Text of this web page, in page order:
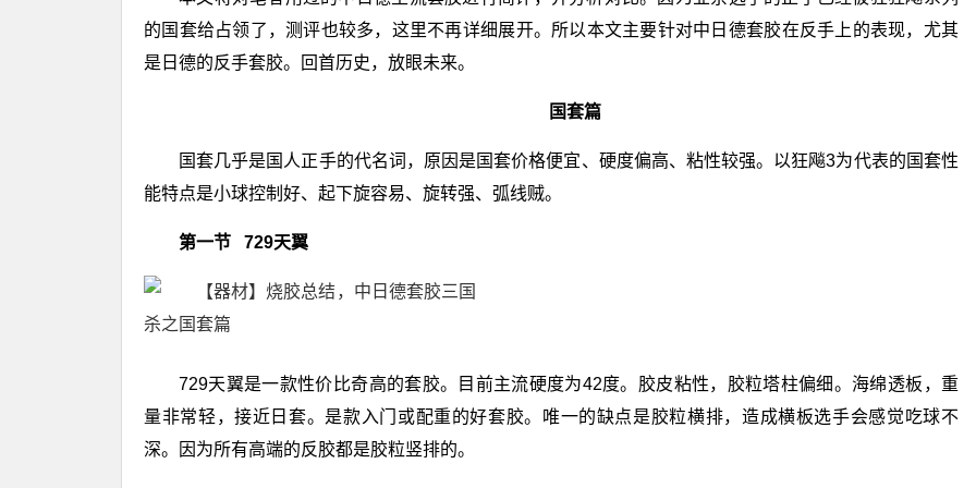
的国套给占领了，测评也较多，这里不再详细展开。所以本文主要针对中日德套胶在反手上的表现，尤其
是日德的反手套胶。回首历史，放眼未来。
国套篇
国套几乎是国人正手的代名词，原因是国套价格便宜、硬度偏高、粘性较强。以狂飚3为代表的国套性
能特点是小球控制好、起下旋容易、旋转强、弧线贼。
第一节 729天翼
729天翼是一款性价比奇高的套胶。目前主流硬度为42度。胶皮粘性，胶粒塔柱偏细。海绵透板，重
量非常轻，接近日套。是款入门或配重的好套胶。唯一的缺点是胶粒横排，造成横板选手会感觉吃球不
深。因为所有高端的反胶都是胶粒竖排的。